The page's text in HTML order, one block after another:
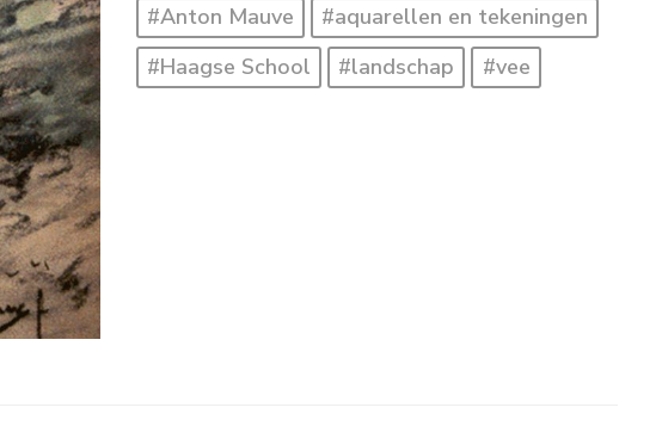
#Anton Mauve
#aquarellen en tekeningen
#Haagse School
#landschap #vee